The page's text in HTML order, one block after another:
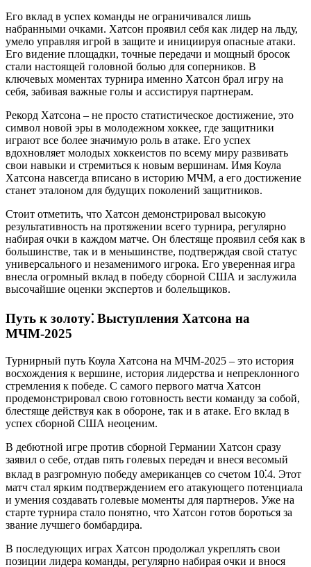
Его вклад в успех команды не ограничивался лишь
набранными очками. Хатсон проявил себя как лидер на льду,
умело управляя игрой в защите и инициируя опасные атаки.
Его видение площадки, точные передачи и мощный бросок
стали настоящей головной болью для соперников. В
ключевых моментах турнира именно Хатсон брал игру на
себя, забивая важные голы и ассистируя партнерам.
Рекорд Хатсона – не просто статистическое достижение, это
символ новой эры в молодежном хоккее, где защитники
играют все более значимую роль в атаке. Его успех
вдохновляет молодых хоккеистов по всему миру развивать
свои навыки и стремиться к новым вершинам. Имя Коула
Хатсона навсегда вписано в историю МЧМ, а его достижение
станет эталоном для будущих поколений защитников.
Стоит отметить, что Хатсон демонстрировал высокую
результативность на протяжении всего турнира, регулярно
набирая очки в каждом матче. Он блестяще проявил себя как в
большинстве, так и в меньшинстве, подтверждая свой статус
универсального и незаменимого игрока. Его уверенная игра
внесла огромный вклад в победу сборной США и заслужила
высочайшие оценки экспертов и болельщиков.
Путь к золоту⁚ Выступления Хатсона на
МЧМ-2025
Турнирный путь Коула Хатсона на МЧМ-2025 – это история
восхождения к вершине, история лидерства и непреклонного
стремления к победе. С самого первого матча Хатсон
продемонстрировал свою готовность вести команду за собой,
блестяще действуя как в обороне, так и в атаке. Его вклад в
успех сборной США неоценим.
В дебютной игре против сборной Германии Хатсон сразу
заявил о себе, отдав пять голевых передач и внеся весомый
вклад в разгромную победу американцев со счетом 10⁚4. Этот
матч стал ярким подтверждением его атакующего потенциала
и умения создавать голевые моменты для партнеров. Уже на
старте турнира стало понятно, что Хатсон готов бороться за
звание лучшего бомбардира.
В последующих играх Хатсон продолжал укреплять свои
позиции лидера команды, регулярно набирая очки и внося